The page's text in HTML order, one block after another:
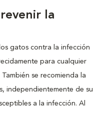
la
gatos contra la infección
para cualquier
se recomienda la
independientemente de su
a la infección. Al